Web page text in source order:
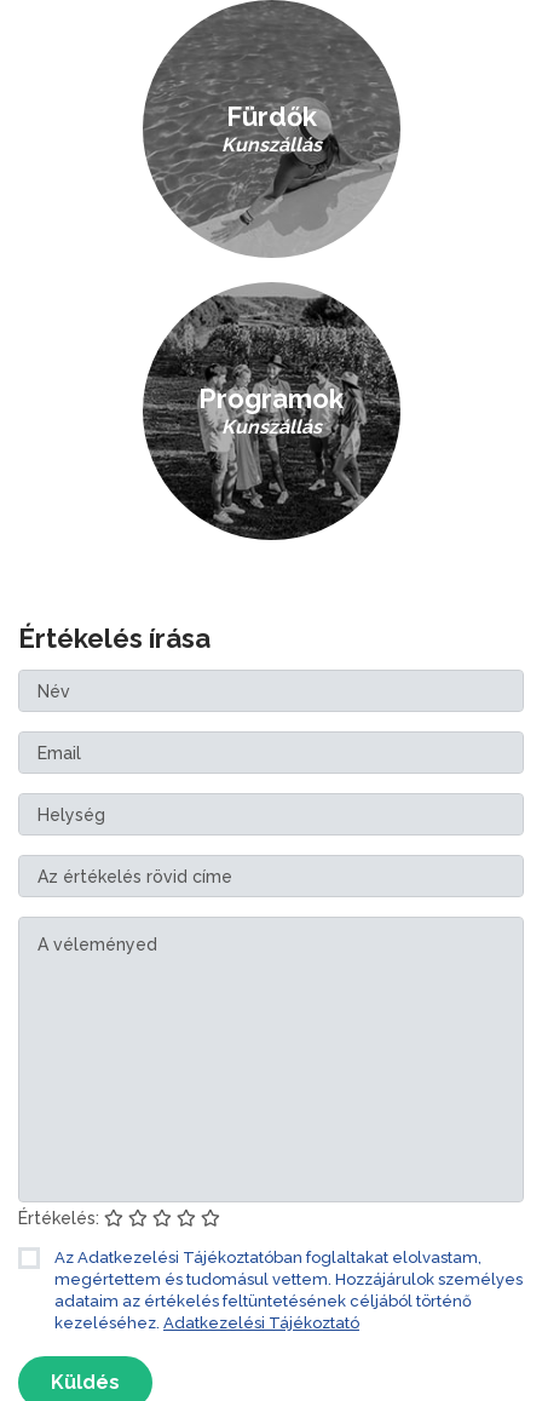
Fürdők
Kunszállás
Programok
Kunszállás
Értékelés írása
Értékelés:
Az Adatkezelési Tájékoztatóban foglaltakat elolvastam,
megértettem és tudomásul vettem. Hozzájárulok személyes
adataim az értékelés feltüntetésének céljából történő
kezeléséhez. Adatkezelési Tájékoztató
Küldés